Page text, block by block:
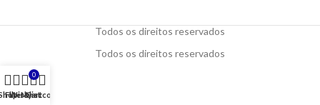
Todos os direitos reservados
Todos os direitos reservados
Filters
Wishlist
0
Cart
My account